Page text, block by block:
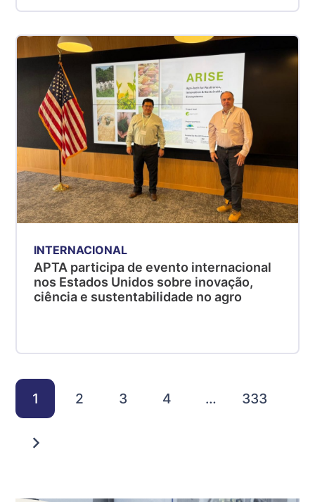
INTERNACIONAL
APTA participa de evento internacional
nos Estados Unidos sobre inovação,
ciência e sustentabilidade no agro
1 2 3 4 … 333